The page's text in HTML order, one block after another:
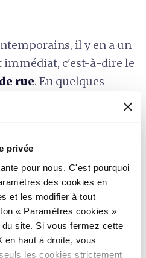
privée
pour nous. C'est pourquoi
des cookies en
et les modifier à tout
« Paramètres cookies »
site. Si vous fermez cette
en haut à droite, vous
les cookies strictement
il y en a un
immédiat, c'est-à-dire le
rue. En quelques
une ville où l'on
œuvres
petits portraits de
Enter, des grandes
aux kiosques à
par les volets de
du Jugement dernier,
les logements